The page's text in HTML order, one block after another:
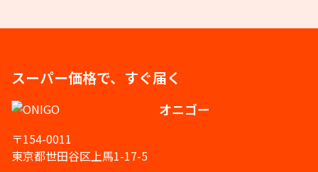
スーパー価格で、すぐ届く
オニゴー
〒154-0011
東京都世田谷区上馬1-17-5